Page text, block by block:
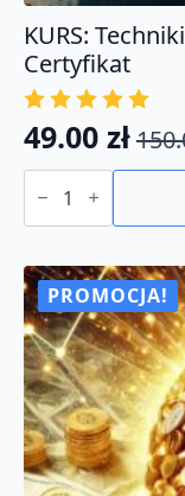
KURS:
Certyfikat
Pierwotna
cena
wynosiła:
150.00 zł.
49.00 zł
Aktualna
cena
wynosi:
49.00 zł.
ilość
KURS:
zarządzania
Certyfikat
PROMOCJA!